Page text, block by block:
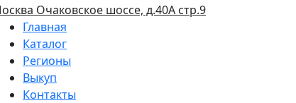
Очаковское шоссе, д.40А стр.9
Главная
Каталог
Регионы
Выкуп
Контакты